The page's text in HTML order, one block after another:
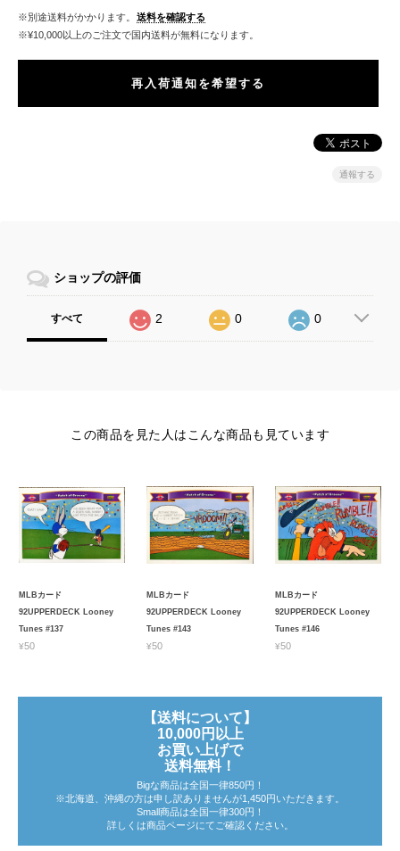
※別途送料がかかります。 送料を確認する
※¥10,000以上のご注文で国内送料が無料になります。
再入荷通知を希望する
通報する
ショップの評価
すべて 2 0 0
この商品を見た人はこんな商品も見ています
MLBカード
92UPPERDECK Looney
Tunes #137
¥50
MLBカード
92UPPERDECK Looney
Tunes #143
¥50
MLBカード
92UPPERDECK Looney
Tunes #146
¥50
【送料について】
10,000円以上
お買い上げで
送料無料！
Bigな商品は全国一律850円！
※北海道、沖縄の方は申し訳ありませんが1,450円いただきます。
Small商品は全国一律300円！
詳しくは商品ページにてご確認ください。